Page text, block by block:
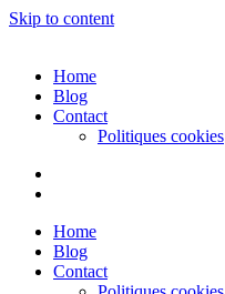
Skip to content
Home
Blog
Contact
Politiques cookies
Home
Blog
Contact